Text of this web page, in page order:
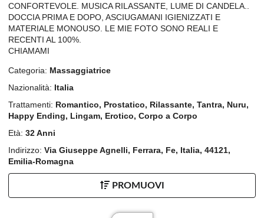
CONFORTEVOLE. MUSICA RILASSANTE, LUME DI CANDELA..
DOCCIA PRIMA E DOPO, ASCIUGAMANI IGIENIZZATI E
MATERIALE MONOUSO. LE MIE FOTO SONO REALI E
RECENTI AL 100%.
CHIAMAMI
Categoria: Massaggiatrice
Nazionalità: Italia
Trattamenti: Romantico, Prostatico, Rilassante, Tantra, Nuru,
Happy Ending, Lingam, Erotico, Corpo a Corpo
Età: 32 Anni
Indirizzo: Via Giuseppe Agnelli, Ferrara, Fe, Italia, 44121,
Emilia-Romagna
PROMUOVI